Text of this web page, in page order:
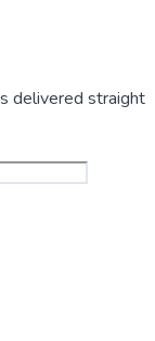
delivered straight